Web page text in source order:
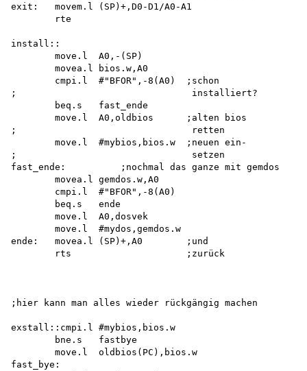
exit:   movem.l (SP)+,D0-D1/A0-A1
        rte
install::
        move.l  A0,-(SP)
        movea.l bios.w,A0
        cmpi.l  #"BFOR",-8(A0)  ;schon
;                                installiert?
        beq.s   fast_ende
        move.l  A0,oldbios      ;alten bios
;                                retten
        move.l  #mybios,bios.w  ;neuen ein-
;                                setzen
fast_ende:          ;nochmal das ganze mit gemdos
        movea.l gemdos.w,A0
        cmpi.l  #"BFOR",-8(A0)
        beq.s   ende
        move.l  A0,dosvek
        move.l  #mydos,gemdos.w
ende:   movea.l (SP)+,A0        ;und
        rts                     ;zurück
;hier kann man alles wieder rückgängig machen
exstall::cmpi.l #mybios,bios.w
        bne.s   fastbye
        move.l  oldbios(PC),bios.w
fast_bye: